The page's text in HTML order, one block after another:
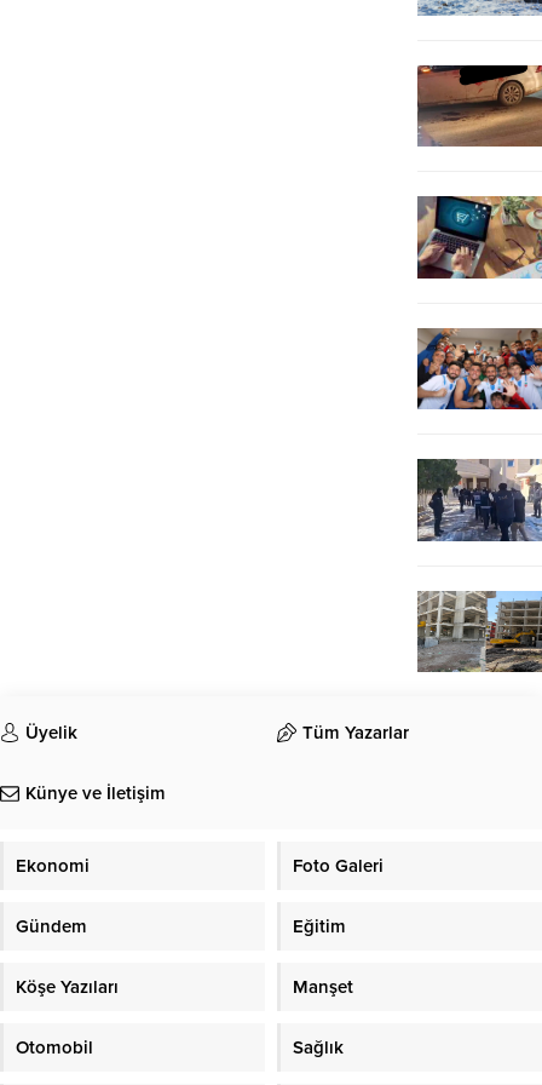
Üyelik Tüm Yazarlar
Künye ve İletişim
Ekonomi Foto Galeri
Gündem Eğitim
Köşe Yazıları Manşet
Otomobil Sağlık